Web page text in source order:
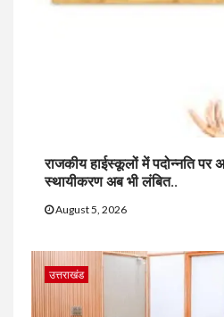
राजकीय हाईस्कूलों में पदोन्नति पर
स्थायीकरण अब भी लंबित..
August 5, 2026
उत्तराखंड